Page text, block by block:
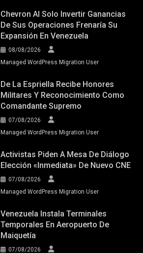
Chevron Al Solo Invertir Ganancias
De Sus Operaciones Frenaría Su
Expansión En Venezuela
08/08/2026
Managed WordPress Migration User
De La Espriella Recibe Honores
Militares Y Reconocimiento Como
Comandante Supremo
07/08/2026
Managed WordPress Migration User
Activistas Piden A Mesa De Diálogo
Elección «inmediata» De Nuevo CNE
07/08/2026
Managed WordPress Migration User
Venezuela Instala Terminales
Temporales En Aeropuerto De
Maiquetía
07/08/2026